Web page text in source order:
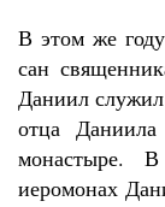
В этом же
сан
Даниил
отца
монастыре.
иеромонах